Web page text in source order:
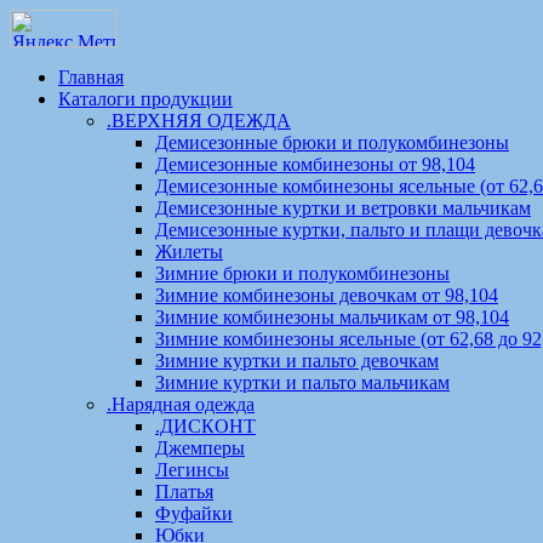
Главная
Каталоги продукции
.ВЕРХНЯЯ ОДЕЖДА
Демисезонные брюки и полукомбинезоны
Демисезонные комбинезоны от 98,104
Демисезонные комбинезоны ясельные (от
Демисезонные куртки и ветровки мальчикам
Демисезонные куртки, пальто и плащи
Жилеты
Зимние брюки и полукомбинезоны
Зимние комбинезоны девочкам от 98,104
Зимние комбинезоны мальчикам от 98,104
Зимние комбинезоны ясельные (от 62,68 до
Зимние куртки и пальто девочкам
Зимние куртки и пальто мальчикам
.Нарядная одежда
.ДИСКОНТ
Джемперы
Легинсы
Платья
Фуфайки
Юбки